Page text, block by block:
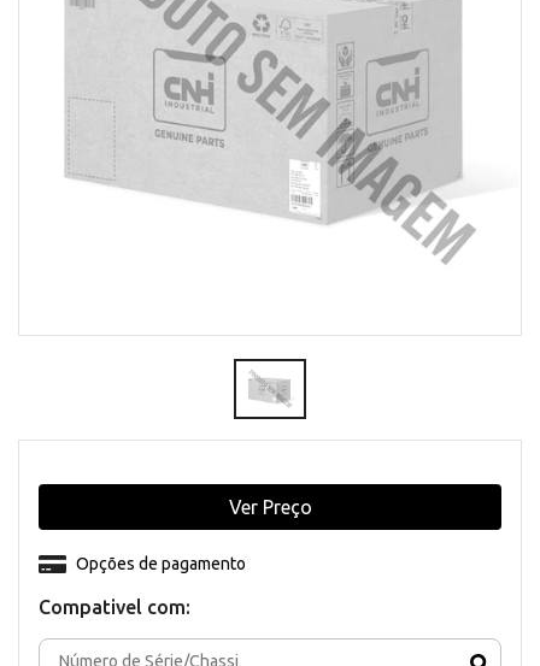
Compativel com:
Opções de pagamento
Ver Preço